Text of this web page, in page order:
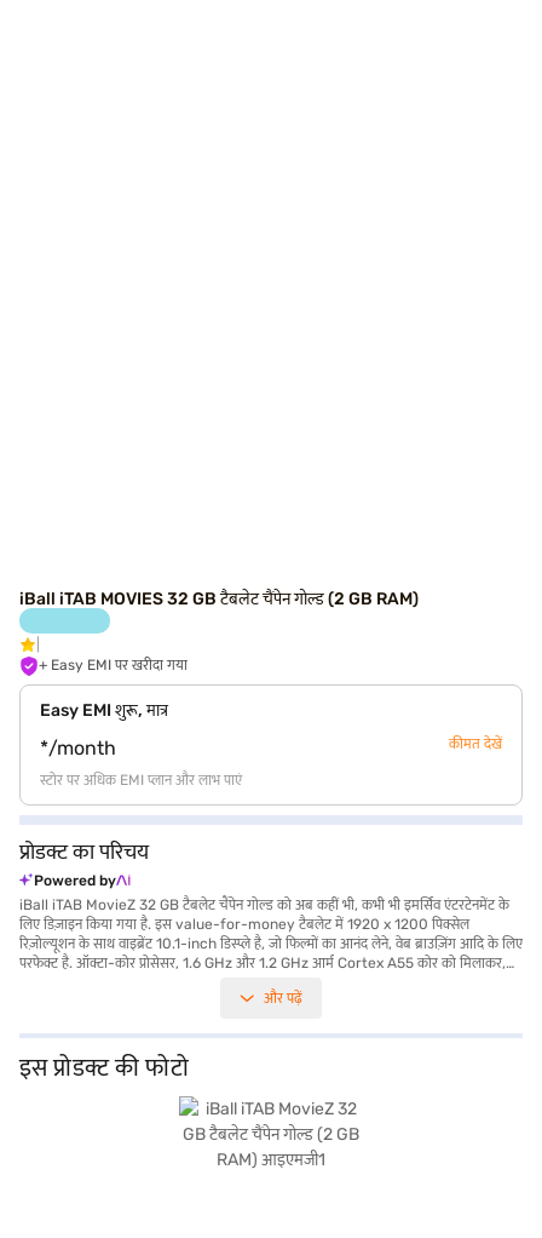
iBall iTAB MOVIES 32 GB टैबलेट चैंपेन गोल्ड (2 GB RAM)
+ Easy EMI पर खरीदा गया
Easy EMI शुरू, मात्र
*/month कीमत देखें
स्टोर पर अधिक EMI प्लान और लाभ पाएं
प्रोडक्ट का परिचय
Powered by
iBall iTAB MovieZ 32 GB टैबलेट चैंपेन गोल्ड को अब कहीं भी, कभी भी इमर्सिव एंटरटेनमेंट के
लिए डिज़ाइन किया गया है. इस value-for-money टैबलेट में 1920 x 1200 पिक्सेल
रिज़ोल्यूशन के साथ वाइब्रेंट 10.1-inch डिस्प्ले है, जो फिल्मों का आनंद लेने, वेब ब्राउज़िंग आदि के लिए
परफेक्ट है. ऑक्टा-कोर प्रोसेसर, 1.6 GHz और 1.2 GHz आर्म Cortex A55 कोर को मिलाकर,
सेकेंडरी कैमरा के साथ यादगार पल कैप्चर करें. 32 GB की इंटरनल स्टोरेज के साथ, आपके पास अपने
सपोर्ट करता है, जिससे आप कहीं भी कनेक्ट रहते हैं. आपके अनुभव को बेहतर बनाने के लिए
7000mAh की बैटरी दी गई है, जो लंबे समय तक चलती है. टैबलेट में 2 GB RAM भी है. iBall
iTAB MOVIES उन यूज़र्स के लिए परफेक्ट है जो मनोरंजन और प्रोडक्टिविटी के लिए पोर्टेबल और
सक्षम डिवाइस चाहते हैं. खरीदारी करने के लिए बजाज फाइनेंस पर विकल्पों के बारे में जानें या पार्टनर
स्टोर पर जाएं और Easy EMIs का लाभ उठाएं.
और पढ़ें
इस प्रोडक्ट की फोटो